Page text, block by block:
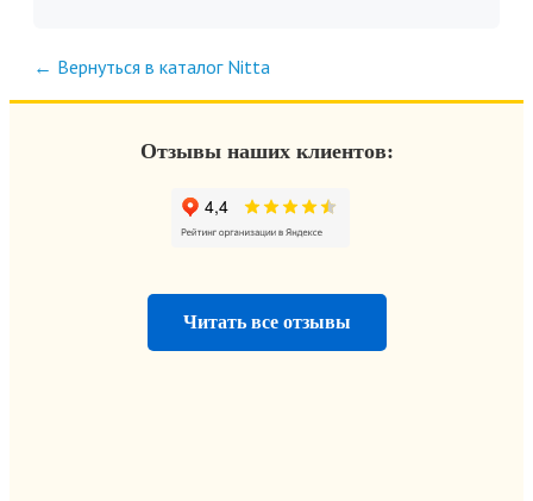
← Вернуться в каталог Nitta
Отзывы наших клиентов:
Читать все отзывы